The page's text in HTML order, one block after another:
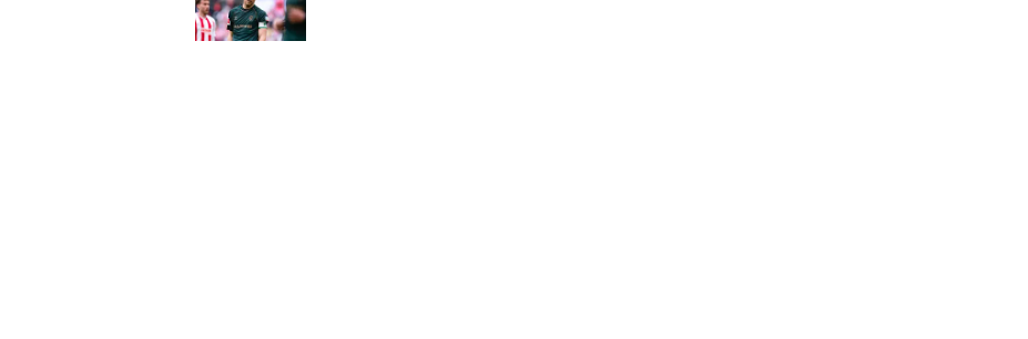
Published by on Invalid Date